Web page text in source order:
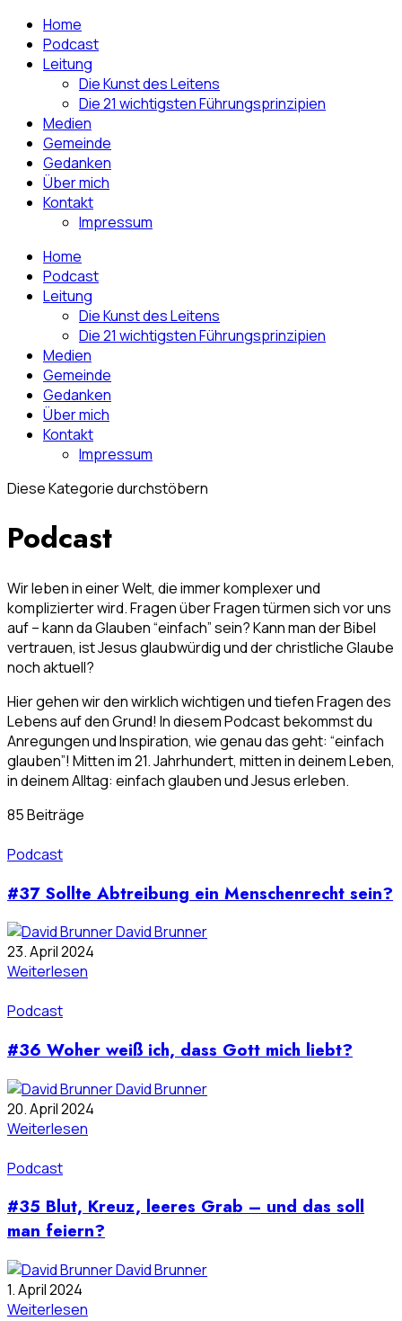
Home
Podcast
Leitung
Die Kunst des Leitens
Die 21 wichtigsten Führungsprinzipien
Medien
Gemeinde
Gedanken
Über mich
Kontakt
Impressum
Home
Podcast
Leitung
Die Kunst des Leitens
Die 21 wichtigsten Führungsprinzipien
Medien
Gemeinde
Gedanken
Über mich
Kontakt
Impressum
Diese Kategorie durchstöbern
Podcast
Wir leben in einer Welt, die immer komplexer und
komplizierter wird. Fragen über Fragen türmen sich vor uns
auf – kann da Glauben “einfach” sein? Kann man der Bibel
vertrauen, ist Jesus glaubwürdig und der christliche Glaube
noch aktuell?
Hier gehen wir den wirklich wichtigen und tiefen Fragen des
Lebens auf den Grund! In diesem Podcast bekommst du
Anregungen und Inspiration, wie genau das geht: “einfach
glauben”! Mitten im 21. Jahrhundert, mitten in deinem Leben,
in deinem Alltag: einfach glauben und Jesus erleben.
85 Beiträge
Podcast
#37 Sollte Abtreibung ein Menschenrecht sein?
David Brunner
23. April 2024
Weiterlesen
Podcast
#36 Woher weiß ich, dass Gott mich liebt?
David Brunner
20. April 2024
Weiterlesen
Podcast
#35 Blut, Kreuz, leeres Grab – und das soll
man feiern?
David Brunner
1. April 2024
Weiterlesen